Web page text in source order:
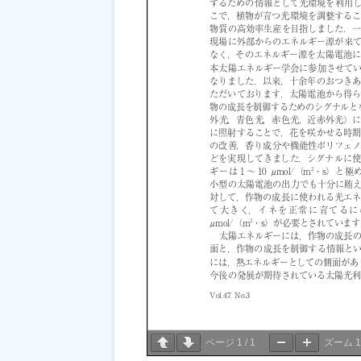
ページ 1 / 1 ズーム